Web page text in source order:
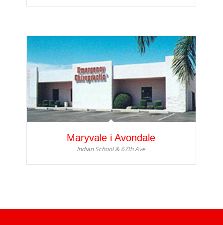
Maryvale i Avondale
Indian School & 67th Ave